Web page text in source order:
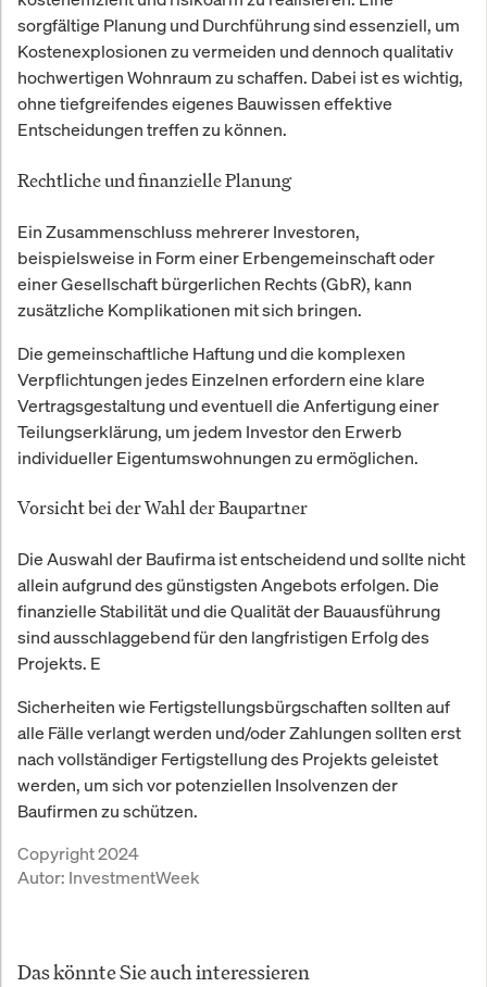
sorgfältige Planung und Durchführung sind essenziell, um
Kostenexplosionen zu vermeiden und dennoch qualitativ
hochwertigen Wohnraum zu schaffen. Dabei ist es wichtig,
ohne tiefgreifendes eigenes Bauwissen effektive
Entscheidungen treffen zu können.
Rechtliche und finanzielle Planung
Ein Zusammenschluss mehrerer Investoren,
beispielsweise in Form einer Erbengemeinschaft oder
einer Gesellschaft bürgerlichen Rechts (GbR), kann
zusätzliche Komplikationen mit sich bringen.
Die gemeinschaftliche Haftung und die komplexen
Verpflichtungen jedes Einzelnen erfordern eine klare
Vertragsgestaltung und eventuell die Anfertigung einer
Teilungserklärung, um jedem Investor den Erwerb
individueller Eigentumswohnungen zu ermöglichen.
Vorsicht bei der Wahl der Baupartner
Die Auswahl der Baufirma ist entscheidend und sollte nicht
allein aufgrund des günstigsten Angebots erfolgen. Die
finanzielle Stabilität und die Qualität der Bauausführung
sind ausschlaggebend für den langfristigen Erfolg des
Projekts. E
Sicherheiten wie Fertigstellungsbürgschaften sollten auf
alle Fälle verlangt werden und/oder Zahlungen sollten erst
nach vollständiger Fertigstellung des Projekts geleistet
werden, um sich vor potenziellen Insolvenzen der
Baufirmen zu schützen.
Copyright 2024
Autor: InvestmentWeek
Das könnte Sie auch interessieren